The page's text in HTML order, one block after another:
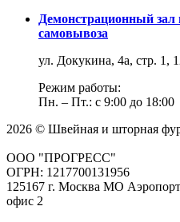
Демонстрационный зал
самовывоза
ул. Докукина, 4а, стр. 1,
Режим работы:
Пн. – Пт.: с 9:00 до 18:00
2026 © Швейная и шторная
ООО "ПРОГРЕСС"
ОГРН: 1217700131956
125167 г. Москва МО
офис 2